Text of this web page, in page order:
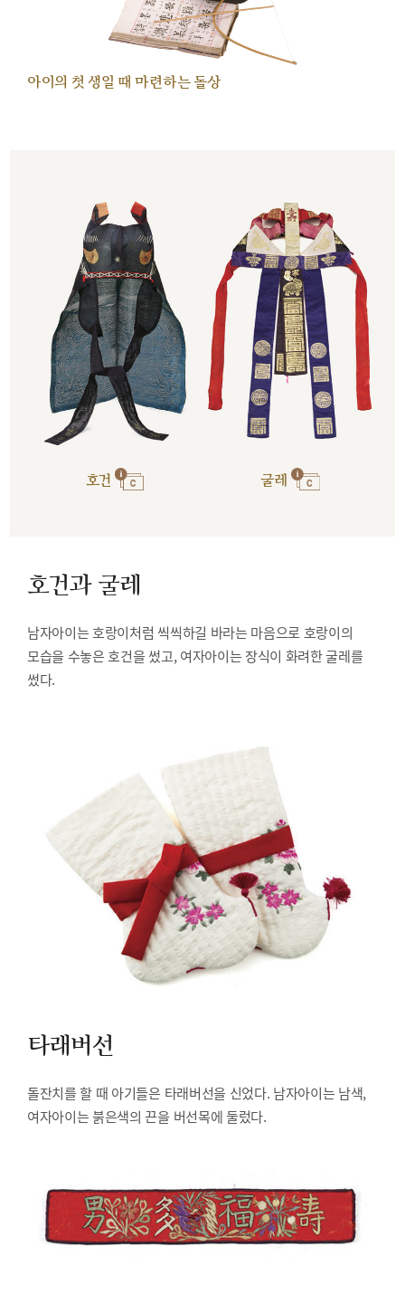
아이의 첫 생일 때 마련하는 돌상
호건 굴레
호건과 굴레
남자아이는 호랑이처럼 씩씩하길 바라는 마음으로 호랑이의
모습을 수놓은 호건을 썼고, 여자아이는 장식이 화려한 굴레를
썼다.
타래버선
돌잔치를 할 때 아기들은 타래버선을 신었다. 남자아이는 남색,
여자아이는 붉은색의 끈을 버선목에 둘렀다.